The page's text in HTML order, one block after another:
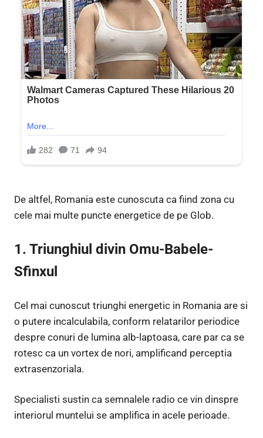
De altfel, Romania este cunoscuta ca fiind zona cu
cele mai multe puncte energetice de pe Glob.
1. Triunghiul divin Omu-Babele-
Sfinxul
Cel mai cunoscut triunghi energetic in Romania are si
o putere incalculabila, conform relatarilor periodice
despre conuri de lumina alb-laptoasa, care par ca se
rotesc ca un vortex de nori, amplificand perceptia
extrasenzoriala.
Specialisti sustin ca semnalele radio ce vin dinspre
interiorul muntelui se amplifica in acele perioade.